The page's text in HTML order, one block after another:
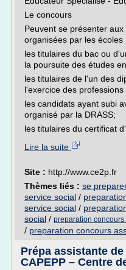
Le concours
Peuvent se présenter
organisées par les écoles
les titulaires du bac ou
la poursuite des études
les titulaires de l'un des
l'exercice des
les candidats ayant subi
organisé par la DRASS;
les titulaires du certificat
Lire la suite
Site : http://www.ce2p.fr
Thèmes liés : se
service social /
service social /
social / preparation
/ preparation concours
Prépa assistante de
CAPEPP – Centre